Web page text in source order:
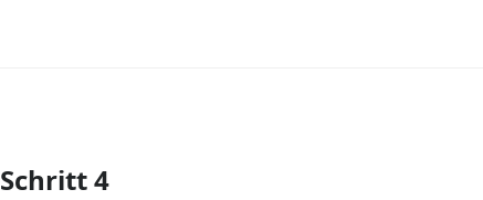
Kommentar hinzufügen
Schritt 4